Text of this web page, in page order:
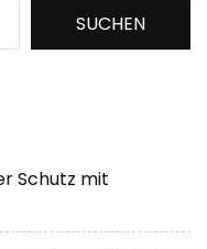
SUCHEN
Schutz mit